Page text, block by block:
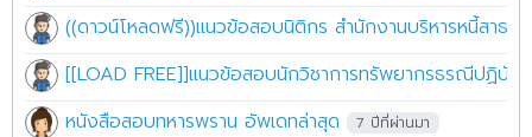
((ดาวน์โหลดฟรี))แนวข้อสอบนิติกร สำนักงานบริหารหนี้สาธา
[[LOAD FREE]]แนวข้อสอบนักวิชาการทรัพยากรธรณีปฏิบัติ
หนังสือสอบทหารพราน อัพเดทล่าสุด
7 ปีที่ผ่านมา